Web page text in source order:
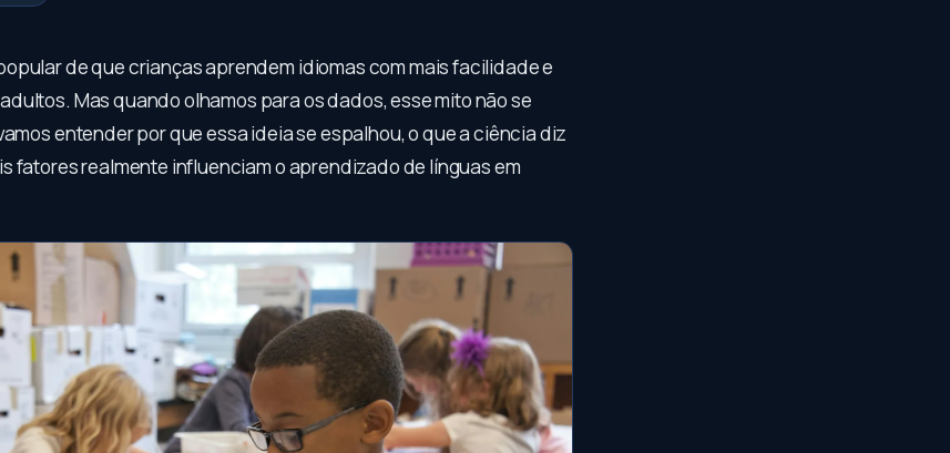
de que crianças aprendem idiomas com mais facilidade e
Mas quando olhamos para os dados, esse mito não se
entender por que essa ideia se espalhou, o que a ciência diz
fatores realmente influenciam o aprendizado de línguas em